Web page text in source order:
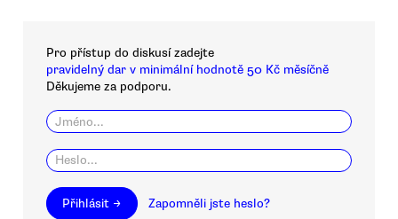
Pro přístup do diskusí zadejte
pravidelný dar v minimální hodnotě 50 Kč měsíčně
Děkujeme za podporu.
Přihlásit → Zapomněli jste heslo?